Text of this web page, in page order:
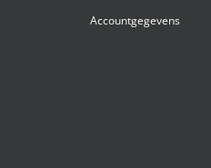
Accountgegevens